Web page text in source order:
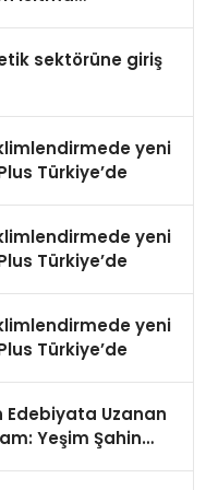
sektörüne giriş
yeni
Türkiye’de
yeni
Türkiye’de
yeni
Türkiye’de
Edebiyata Uzanan
Yeşim Şahin